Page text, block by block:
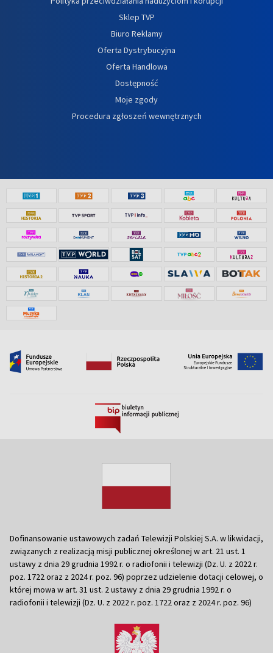
Sklep TVP
Biuro Reklamy
Oferta Dystrybucyjna
Oferta Handlowa
Dostępność
Moje zgody
Procedura zgłoszeń wewnętrznych
Dofinansowanie ustawowych zadań Telewizji Polskiej S.A. w likwidacji,
związanych z realizacją misji publicznej określonej w art. 21 ust. 1
ustawy z dnia 29 grudnia 1992 r. o radiofonii i telewizji (Dz. U. z 2022 r.
poz. 1722 oraz z 2024 r. poz. 96) poprzez udzielenie dotacji celowej, o
której mowa w art. 31 ust. 2 ustawy z dnia 29 grudnia 1992 r. o
radiofonii i telewizji (Dz. U. z 2022 r. poz. 1722 oraz z 2024 r. poz. 96)